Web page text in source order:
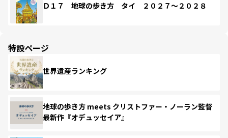
Ｄ１７ 地球の歩き方 タイ ２０２７～２０２８
特設ページ
世界遺産ランキング
地球の歩き方 meets クリストファー・ノーラン監督
最新作『オデュッセイア』